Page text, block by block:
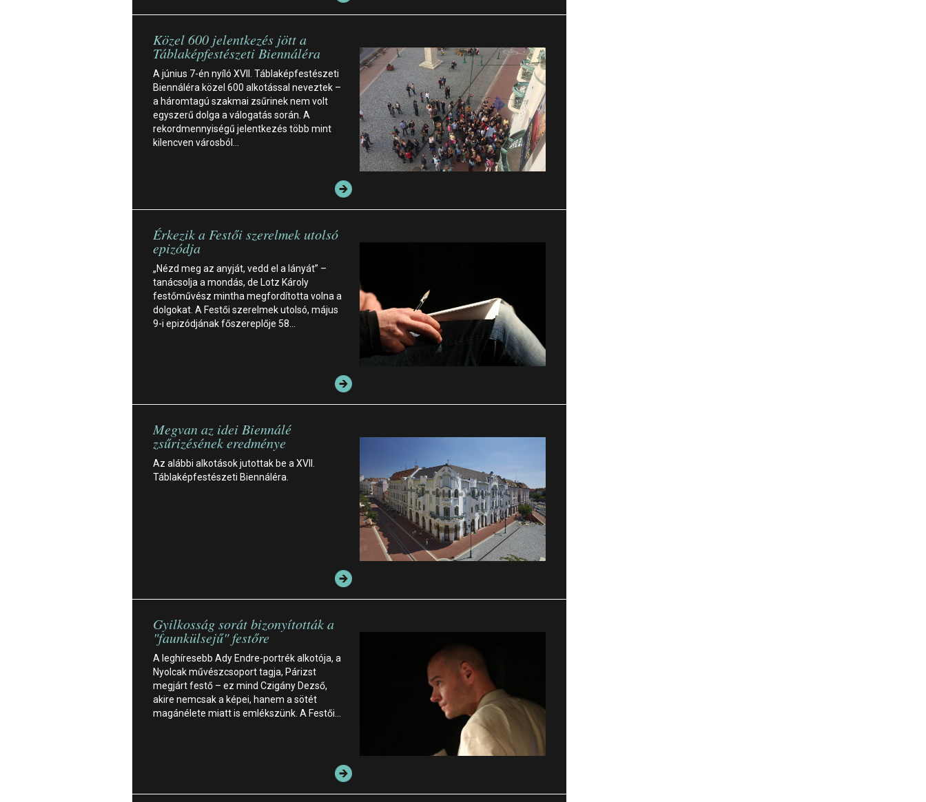
Közel 600 jelentkezés jött a
Táblaképfestészeti Biennáléra
A június 7-én nyíló XVII. Táblaképfestészeti
Biennáléra közel 600 alkotással neveztek –
a háromtagú szakmai zsűrinek nem volt
egyszerű dolga a válogatás során. A
rekordmennyiségű jelentkezés több mint
kilencven városból…
Érkezik a Festői szerelmek utolsó
epizódja
„Nézd meg az anyját, vedd el a lányát” –
tanácsolja a mondás, de Lotz Károly
festőművész mintha megfordította volna a
dolgokat. A Festői szerelmek utolsó, május
9-i epizódjának főszereplője 58…
Megvan az idei Biennálé
zsűrizésének eredménye
Az alábbi alkotások jutottak be a XVII.
Táblaképfestészeti Biennáléra.
Gyilkosság sorát bizonyították a
"faunkülsejű" festőre
A leghíresebb Ady Endre-portrék alkotója, a
Nyolcak művészcsoport tagja, Párizst
megjárt festő – ez mind Czigány Dezső,
akire nemcsak a képei, hanem a sötét
magánélete miatt is emlékszünk. A Festői…